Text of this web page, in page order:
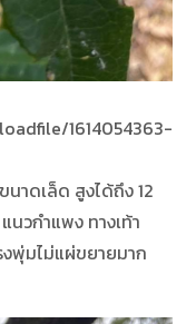
1614054363-
เล็ด สูงได้ถึง 12
นวกำแพง ทางเท้า
พุ่มไม่แผ่ขยายมาก